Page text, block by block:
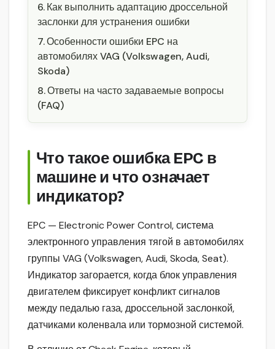
Как выполнить адаптацию дроссельной
заслонки для устранения ошибки
Особенности ошибки EPC на
автомобилях VAG (Volkswagen, Audi,
Skoda)
Ответы на часто задаваемые вопросы
(FAQ)
Что такое ошибка EPC в
машине и что означает
индикатор?
EPC — Electronic Power Control, система
электронного управления тягой в автомобилях
группы VAG (Volkswagen, Audi, Skoda, Seat).
Индикатор загорается, когда блок управления
двигателем фиксирует конфликт сигналов
между педалью газа, дроссельной заслонкой,
датчиками коленвала или тормозной системой.